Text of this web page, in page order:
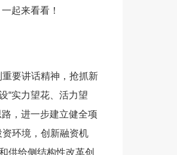
起来看看！
要讲话精神，抢抓新
“实力望花、活力望
，进一步建立健全项
环境，创新融资机
供给侧结构性改革创